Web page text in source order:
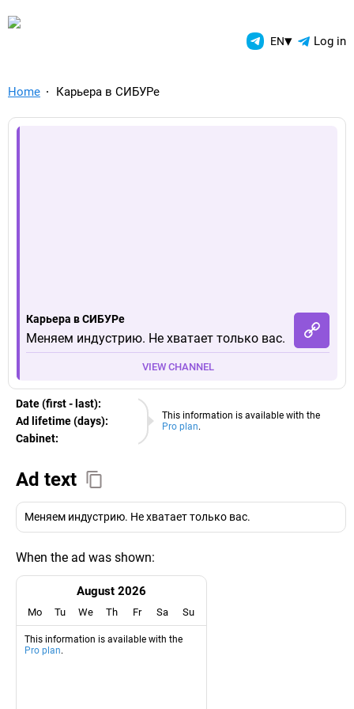
TelegramAds.com — EN▾ Log in
Home Карьера в СИБУРе
Карьера в СИБУРе
Меняем индустрию. Не хватает только вас.
VIEW CHANNEL
This information is available with the
Pro plan.
Date (first - last):
06.08.2026
Ad lifetime (days):
Cabinet:
EURO
Ad text
Меняем индустрию. Не хватает только вас.
When the ad was shown:
August 2026
Mo Tu We Th Fr Sa Su
This information is available with the
Pro plan.